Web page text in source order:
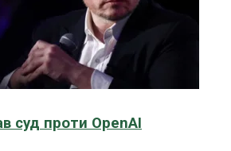
суд проти OpenAI